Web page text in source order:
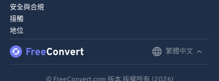
安全與合規
接觸
地位
繁體中文